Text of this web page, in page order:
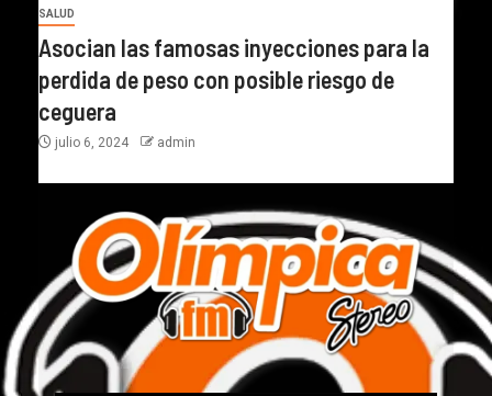
SALUD
Asocian las famosas inyecciones para la
perdida de peso con posible riesgo de
ceguera
julio 6, 2024 admin